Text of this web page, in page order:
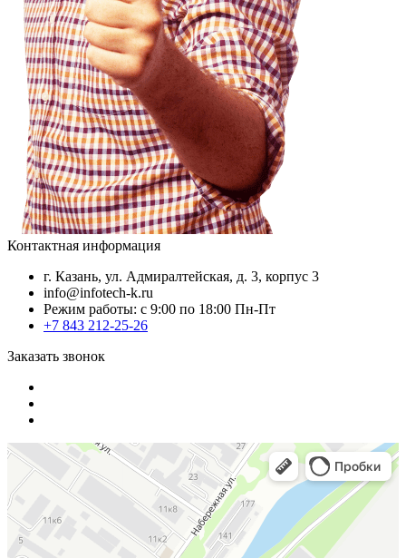
Контактная информация
г. Казань, ул. Адмиралтейская, д. 3, корпус 3
info@infotech-k.ru
Режим работы: с 9:00 по 18:00 Пн-Пт
+7 843 212-25-26
Заказать звонок